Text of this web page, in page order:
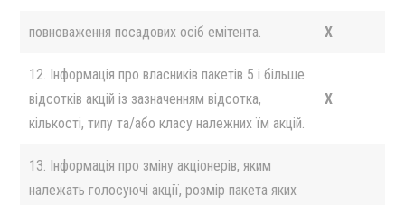
повноваження посадових осіб емітента. X
12. Інформація про власників пакетів 5 і більше
відсотків акцій із зазначенням відсотка,
кількості, типу та/або класу належних їм акцій.
X
13. Інформація про зміну акціонерів, яким
належать голосуючі акції, розмір пакета яких